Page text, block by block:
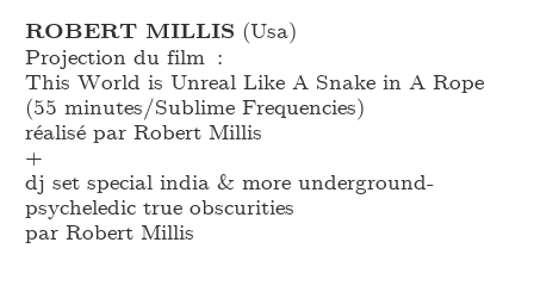
ROBERT MILLIS (Usa)
Projection du film :
This World is Unreal Like A Snake in A Rope
(55 minutes/Sublime Frequencies)
réalisé par Robert Millis
+
dj set special india & more underground-
psycheledic true obscurities
par Robert Millis